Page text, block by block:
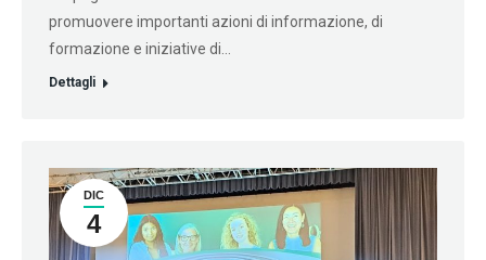
promuovere importanti azioni di informazione, di
formazione e iniziative di…
Dettagli
DIC
4